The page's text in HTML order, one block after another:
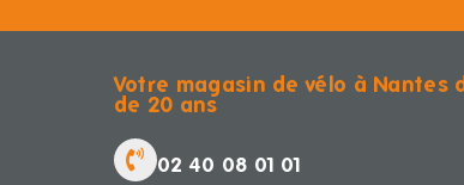
Votre magasin de vélo à Nantes
de 20 ans
02 40 08 01 01